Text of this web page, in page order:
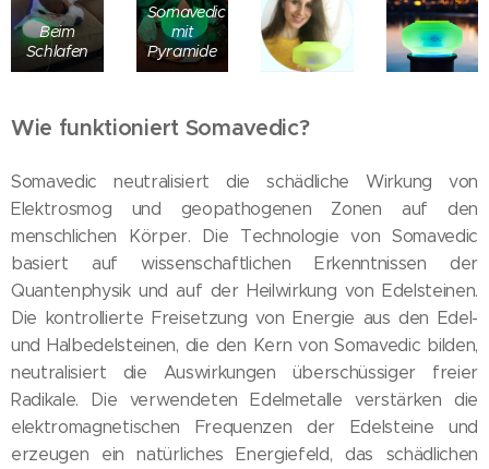
Beim
Schlafen
Somavedic
mit
Pyramide
Wie funktioniert Somavedic?
Somavedic neutralisiert die schädliche Wirkung von
Elektrosmog und geopathogenen Zonen auf den
menschlichen Körper. Die Technologie von Somavedic
basiert auf wissenschaftlichen Erkenntnissen der
Quantenphysik und auf der Heilwirkung von Edelsteinen.
Die kontrollierte Freisetzung von Energie aus den Edel-
und Halbedelsteinen, die den Kern von Somavedic bilden,
neutralisiert die Auswirkungen überschüssiger freier
Radikale. Die verwendeten Edelmetalle verstärken die
elektromagnetischen Frequenzen der Edelsteine und
erzeugen ein natürliches Energiefeld, das schädlichen